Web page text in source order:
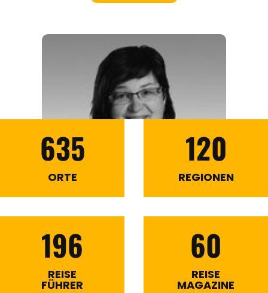
635
ORTE
120
REGIONEN
196
REISE
FÜHRER
60
REISE
MAGAZINE